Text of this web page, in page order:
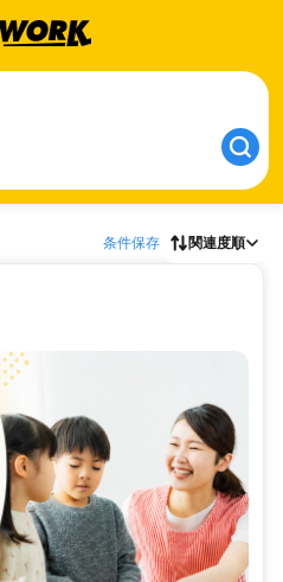
条件保存 関連度順